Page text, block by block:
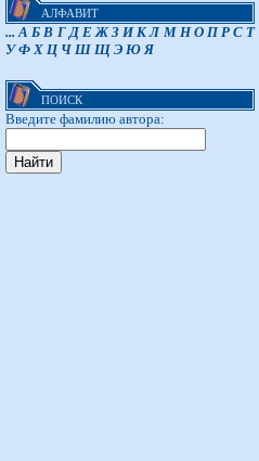
АЛФАВИТ
... А Б В Г Д Е Ж З И К Л М Н О П Р С Т
У Ф Х Ц Ч Ш Щ Э Ю Я
ПОИСК
Введите фамилию автора: